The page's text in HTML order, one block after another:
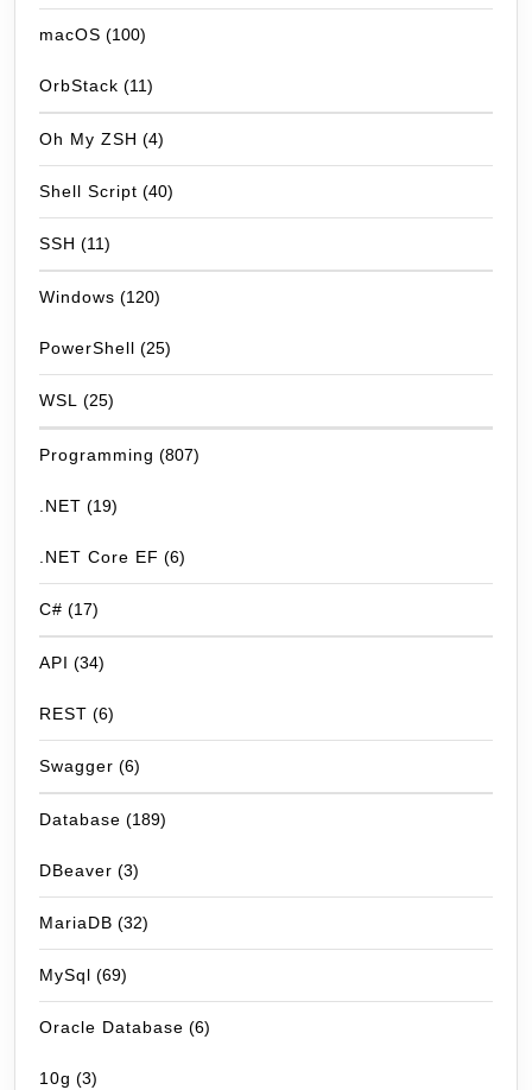
macOS (100)
OrbStack (11)
Oh My ZSH (4)
Shell Script (40)
SSH (11)
Windows (120)
PowerShell (25)
WSL (25)
Programming (807)
.NET (19)
.NET Core EF (6)
C# (17)
API (34)
REST (6)
Swagger (6)
Database (189)
DBeaver (3)
MariaDB (32)
MySql (69)
Oracle Database (6)
10g (3)